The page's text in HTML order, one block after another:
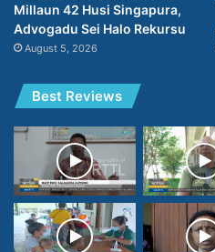
Millaun 42 Husi Singapura,
Advogadu Sei Halo Rekursu
August 5, 2026
Best Reviews